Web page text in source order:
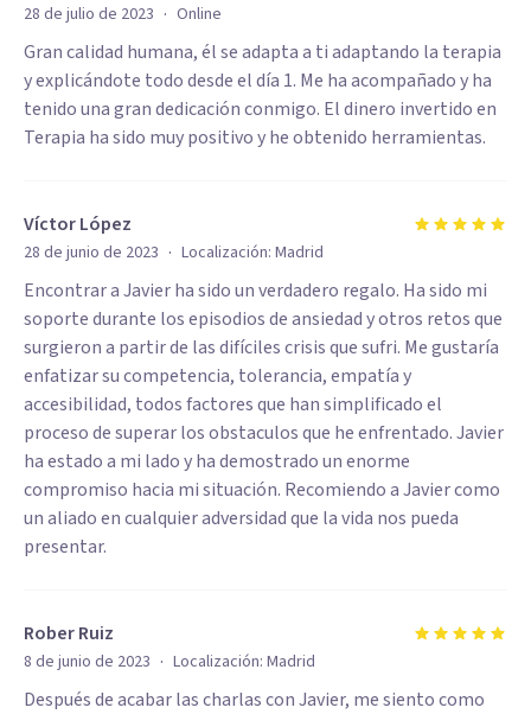
28 de julio de 2023 · Online
Gran calidad humana, él se adapta a ti adaptando la terapia
y explicándote todo desde el día 1. Me ha acompañado y ha
tenido una gran dedicación conmigo. El dinero invertido en
Terapia ha sido muy positivo y he obtenido herramientas.
Víctor López
28 de junio de 2023 · Localización: Madrid
Encontrar a Javier ha sido un verdadero regalo. Ha sido mi
soporte durante los episodios de ansiedad y otros retos que
surgieron a partir de las difíciles crisis que sufri. Me gustaría
enfatizar su competencia, tolerancia, empatía y
accesibilidad, todos factores que han simplificado el
proceso de superar los obstaculos que he enfrentado. Javier
ha estado a mi lado y ha demostrado un enorme
compromiso hacia mi situación. Recomiendo a Javier como
un aliado en cualquier adversidad que la vida nos pueda
presentar.
Rober Ruiz
8 de junio de 2023 · Localización: Madrid
Después de acabar las charlas con Javier, me siento como